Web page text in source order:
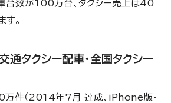
台数が100万台、タクシー売上は40
す。
通タクシー配車・全国タクシー
万件（2014年7月 達成、iPhone版・